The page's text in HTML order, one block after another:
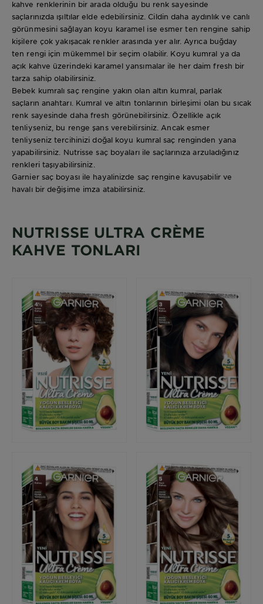
kahve renklerinin bir arada olduğu bu renk sayesinde
saçlarınızda ışıltılar elde edebilirsiniz. Cildin daha aydınlık ve canlı
görünmesini sağlayan koyu karamel ise esmer ten rengine sahip
kişilere çok yakışacak renkler arasında yer alır. Ayrıca buğday
ten rengi için mükemmel bir seçim olabilir. Koyu kumral ya da
açık kahve üzerindeki karamel yansımalar ile her daim fresh bir
tarza sahip olabilirsiniz.
Bebek kumralı saç rengine yakın olan altın kumral, parlak
saçların anahtarı. Kumral ve altın tonlarının birleşimi olan bu sıcak
renk sayesinde daha fresh görünebilirsiniz. Özellikle açık
tenliyseniz, bu renge şans verebilirsiniz. Ancak esmer
tenliyseniz tercihinizi doğal koyu kumral saç renginden yana
yapabilirsiniz. Nutrisse saç boyaları ile saçlarınıza arzuladığınız
renkleri taşıyabilirsiniz.
Garnier saç boyası ile hayalinizde saç rengine kavuşabilir ve
havalı bir değişime imza atabilirsiniz.
NUTRISSE ULTRA CRÈME
KAHVE TONLARI